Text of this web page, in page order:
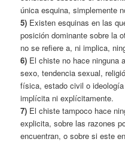
única esquina, simplemente
5) Existen esquinas en las
posición dominante sobre la
no se refiere a, ni implica,
6) El chiste no hace ninguna
sexo, tendencia sexual,
física, estado civil o
implícita ni explícitamente.
7) El chiste tampoco hace
explicita, sobre las razones
encuentran, o sobre si este